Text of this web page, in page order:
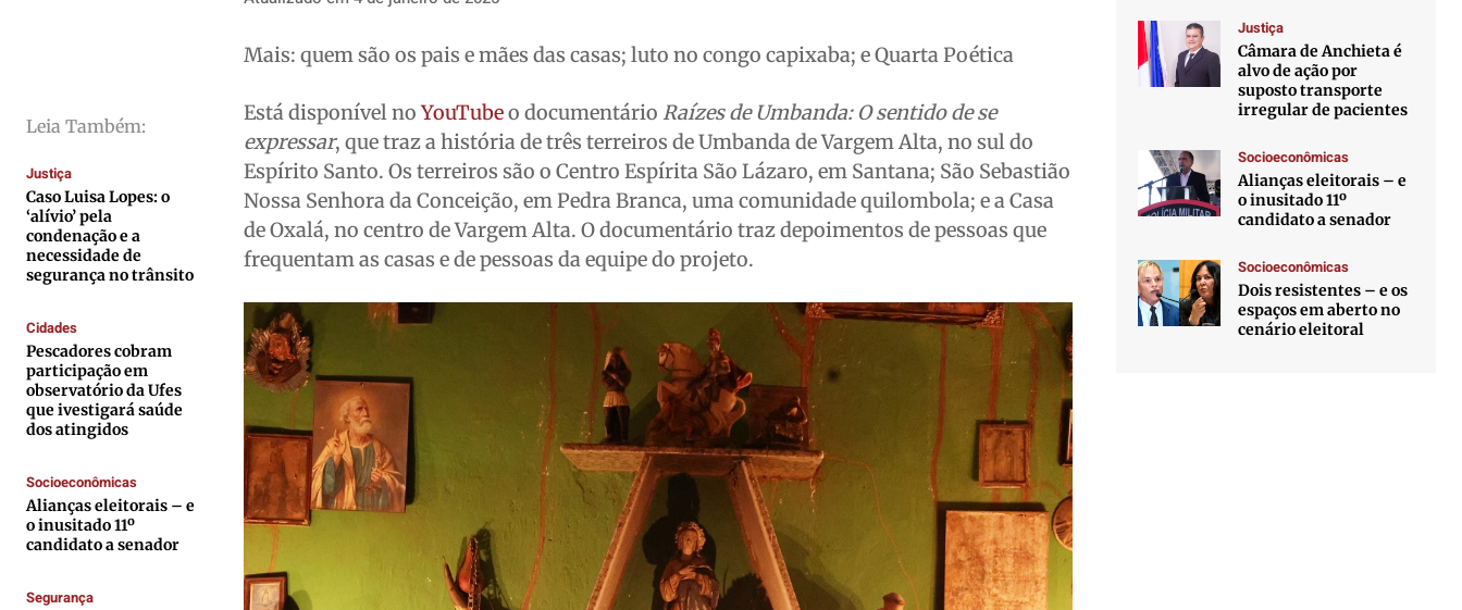
Economia
Colunas
Caetano Roque
Gustavo Bastos
Wanda Sily
Publicidade Legal
Anuncie
Quem Somos
Expediente
Anuncie
Economia
Colunas
Caetano Roque
Gustavo Bastos
Wanda Sily
Publicidade Legal
Anuncie
Quem Somos
Expediente
Anuncie
Economia
Colunas
Caetano Roque
Gustavo Bastos
Wanda Sily
Publicidade Legal
Anuncie
Quem Somos
Expediente
Anuncie
Economia
Colunas
Caetano Roque
Gustavo Bastos
Wanda Sily
Publicidade Legal
Anuncie
Quem Somos
Expediente
Anuncie
Leia Também:
Justiça
Caso Luisa Lopes: o
‘alívio’ pela
condenação e a
necessidade de
segurança no trânsito
Cidades
Pescadores cobram
participação em
observatório da Ufes
que ivestigará saúde
dos atingidos
Socioeconômicas
Alianças eleitorais – e
o inusitado 11º
candidato a senador
Segurança
Mais: quem são os pais e mães das casas; luto no congo capixaba; e Quarta Poética
Está disponível noYouTubeo documentário Raízes de Umbanda: O sentido de se
expressar, que traz a história de três terreiros de Umbanda de Vargem Alta, no sul do
Espírito Santo. Os terreiros são o Centro Espírita São Lázaro, em Santana; São Sebastião
Nossa Senhora da Conceição, em Pedra Branca, uma comunidade quilombola; e a Casa
de Oxalá, no centro de Vargem Alta. O documentário traz depoimentos de pessoas que
frequentam as casas e de pessoas da equipe do projeto.
Justiça
Câmara de Anchieta é
alvo de ação por
suposto transporte
irregular de pacientes
Socioeconômicas
Alianças eleitorais – e
o inusitado 11º
candidato a senador
Socioeconômicas
Dois resistentes – e os
espaços em aberto no
cenário eleitoral